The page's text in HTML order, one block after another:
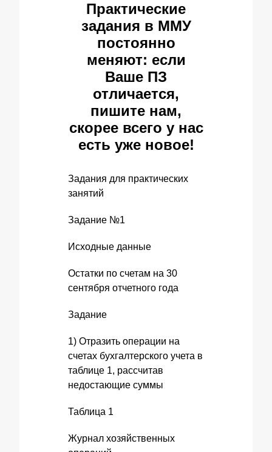
Практические
задания в ММУ
постоянно
меняют: если
Ваше ПЗ
отличается,
пишите нам,
скорее всего у нас
есть уже новое!
Задания для практических
занятий
Задание №1
Исходные данные
Остатки по счетам на 30
сентября отчетного года
Задание
1) Отразить операции на
счетах бухгалтерского учета в
таблице 1, рассчитав
недостающие суммы
Таблица 1
Журнал хозяйственных